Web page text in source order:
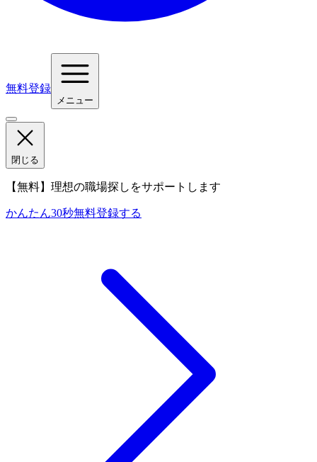
無料登録
メニュー
閉じる
【無料】理想の職場探しをサポートします
かんたん30秒無料登録する